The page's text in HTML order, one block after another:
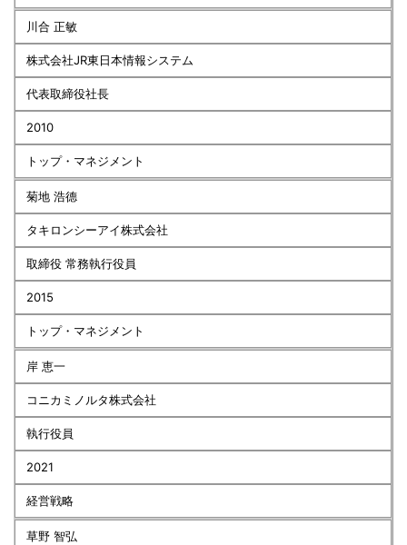
川合 正敏
株式会社JR東日本情報システム
代表取締役社長
2010
トップ・マネジメント
菊地 浩德
タキロンシーアイ株式会社
取締役 常務執行役員
2015
トップ・マネジメント
岸 恵一
コニカミノルタ株式会社
執行役員
2021
経営戦略
草野 智弘